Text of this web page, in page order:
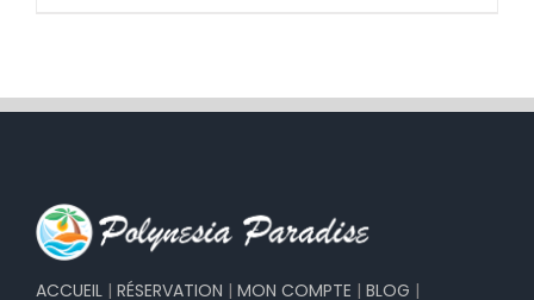
ACCUEIL | RÉSERVATION | MON COMPTE | BLOG |